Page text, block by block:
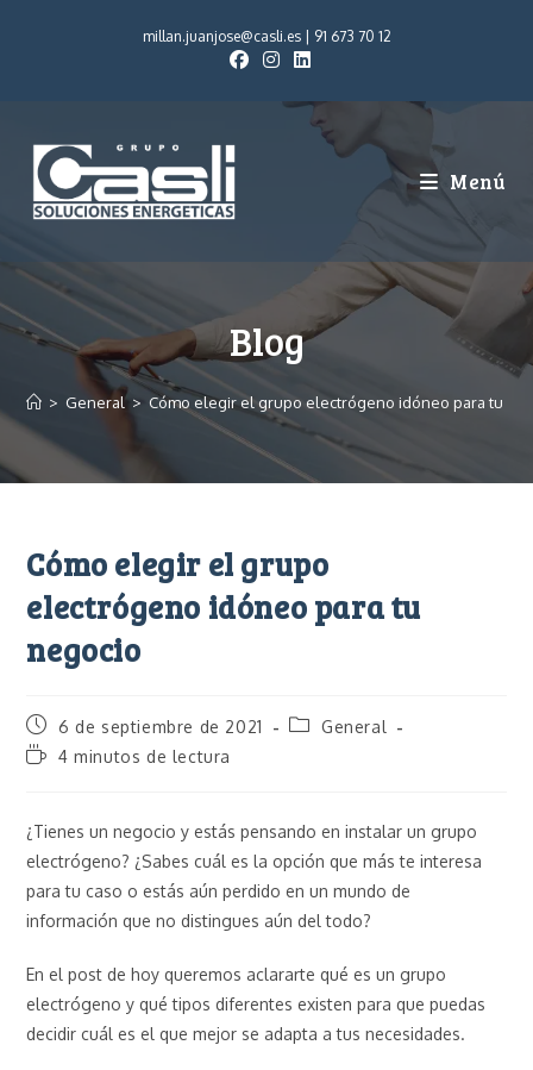
millan.juanjose@casli.es| 91 673 70 12
Menú
Blog
> General > Cómo elegir el grupo electrógeno idóneo para tu
Cómo elegir el grupo
electrógeno idóneo para tu
negocio
6 de septiembre de 2021
General
4 minutos de lectura
¿Tienes un negocio y estás pensando en instalar un grupo
electrógeno? ¿Sabes cuál es la opción que más te interesa
para tu caso o estás aún perdido en un mundo de
información que no distingues aún del todo?
En el post de hoy queremos aclararte qué es un grupo
electrógeno y qué tipos diferentes existen para que puedas
decidir cuál es el que mejor se adapta a tus necesidades.